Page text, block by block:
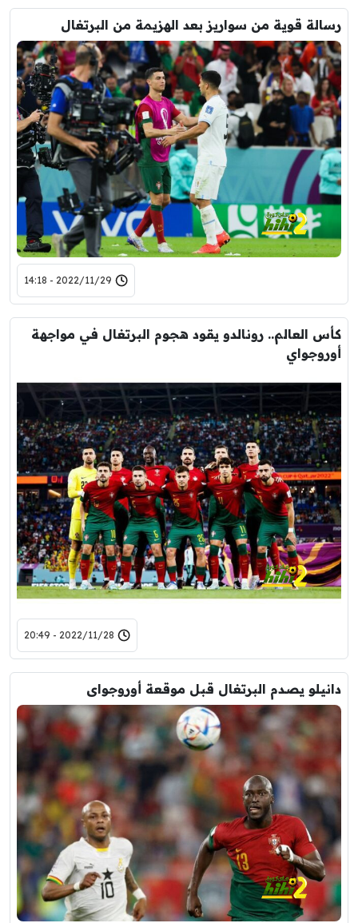
رسالة قوية من سواريز بعد الهزيمة من البرتغال
2022/11/29 - 14:18
كأس العالم.. رونالدو يقود هجوم البرتغال في مواجهة
أوروجواي
2022/11/28 - 20:49
دانيلو يصدم البرتغال قبل موقعة أوروجواى